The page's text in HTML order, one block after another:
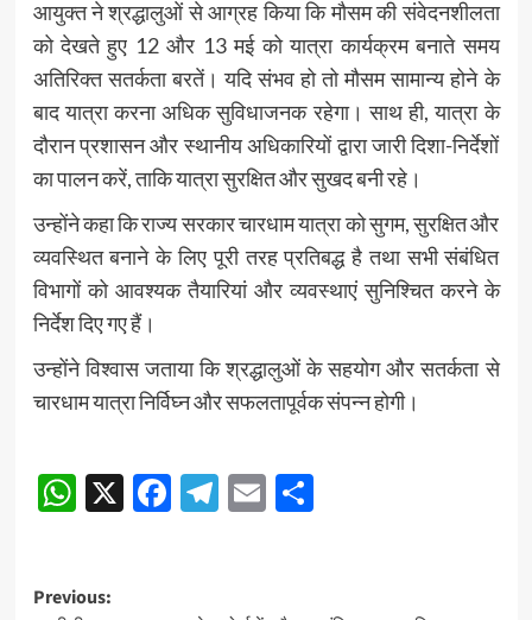
आयुक्त ने श्रद्धालुओं से आग्रह किया कि मौसम की संवेदनशीलता
को देखते हुए 12 और 13 मई को यात्रा कार्यक्रम बनाते समय
अतिरिक्त सतर्कता बरतें। यदि संभव हो तो मौसम सामान्य होने के
बाद यात्रा करना अधिक सुविधाजनक रहेगा। साथ ही, यात्रा के
दौरान प्रशासन और स्थानीय अधिकारियों द्वारा जारी दिशा-निर्देशों
का पालन करें, ताकि यात्रा सुरक्षित और सुखद बनी रहे।
उन्होंने कहा कि राज्य सरकार चारधाम यात्रा को सुगम, सुरक्षित और
व्यवस्थित बनाने के लिए पूरी तरह प्रतिबद्ध है तथा सभी संबंधित
विभागों को आवश्यक तैयारियां और व्यवस्थाएं सुनिश्चित करने के
निर्देश दिए गए हैं।
उन्होंने विश्वास जताया कि श्रद्धालुओं के सहयोग और सतर्कता से
चारधाम यात्रा निर्विघ्न और सफलतापूर्वक संपन्न होगी।
Post
navigation
WhatsApp
X Facebook
Telegram
EmailShare
Post
Previous: